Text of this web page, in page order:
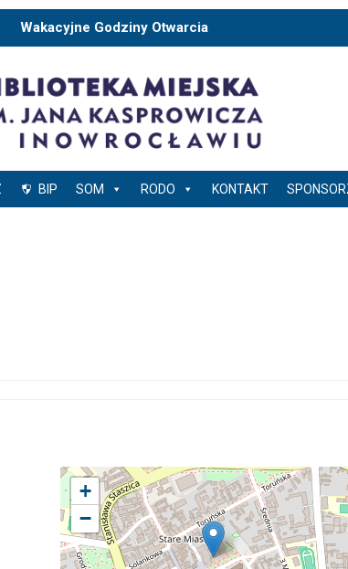
Wakacyjne Godziny Otwarcia
BIP SOM RODO KONTAKT
+
−